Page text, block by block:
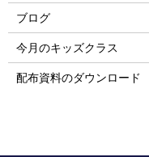
ブログ
今月のキッズクラス
配布資料のダウンロード